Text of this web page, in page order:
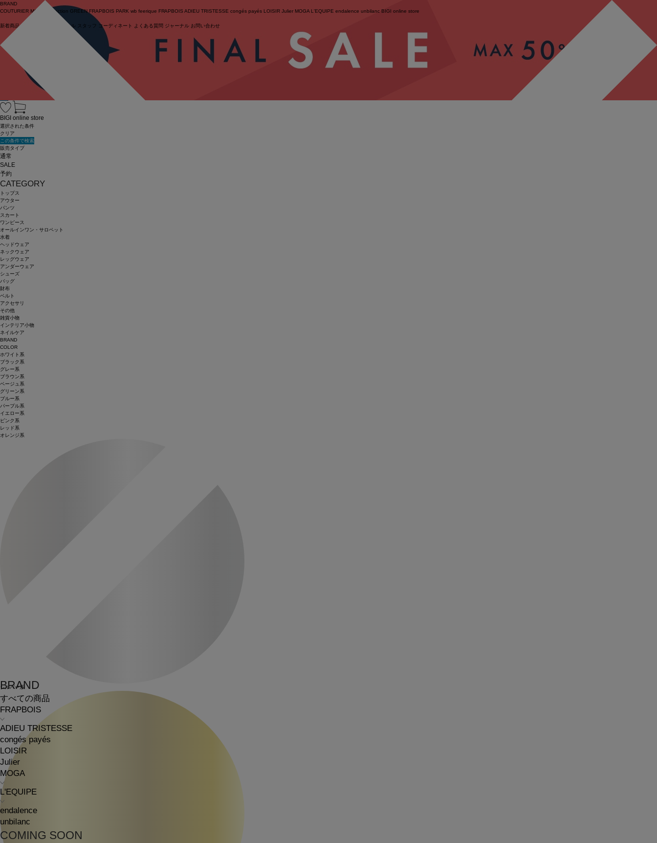
BRAND
COUTURIER MOGA Collection GREEN FRAPBOIS PARK wb feerique FRAPBOIS ADIEU TRISTESSE congés payés LOISIR Julier MOGA L'EQUIPE endalence unbilanc BIGI online store
新着商品 (ライブ) セール スタッフ コーディネート よくある質問 ジャーナル お問い合わせ
BRAND
すべての商品
FRAPBOIS
ADIEU TRISTESSE
congés payés
LOISIR
Julier
MOGA
L'EQUIPE
endalence
unbilanc
COMING SOON
BIGI online store
選択された条件
クリア
この条件で検索
販売タイプ
通常
SALE
予約
CATEGORY
トップス
アウター
パンツ
スカート
ワンピース
オールインワン・サロペット
水着
ヘッドウェア
ネックウェア
レッグウェア
アンダーウェア
シューズ
バッグ
財布
ベルト
アクセサリ
その他
雑貨小物
インテリア小物
ネイルケア
BRAND
COLOR
ホワイト系
ブラック系
グレー系
ブラウン系
ベージュ系
グリーン系
ブルー系
パープル系
イエロー系
ピンク系
レッド系
オレンジ系
シルバー系